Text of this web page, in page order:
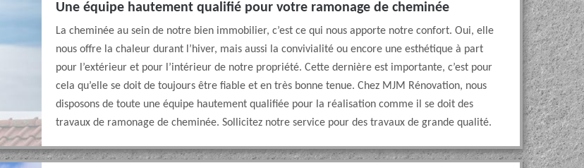
Une équipe hautement qualifié pour votre ramonage de cheminée
La cheminée au sein de notre bien immobilier, c’est ce qui nous apporte notre confort. Oui, elle
nous offre la chaleur durant l’hiver, mais aussi la convivialité ou encore une esthétique à part
pour l’extérieur et pour l’intérieur de notre propriété. Cette dernière est importante, c’est pour
cela qu’elle se doit de toujours être fiable et en très bonne tenue. Chez MJM Rénovation, nous
disposons de toute une équipe hautement qualifiée pour la réalisation comme il se doit des
travaux de ramonage de cheminée. Sollicitez notre service pour des travaux de grande qualité.